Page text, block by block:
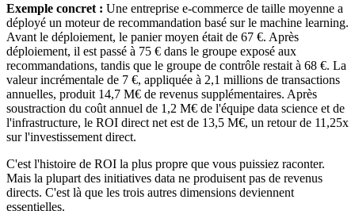
Exemple concret : Une entreprise e-commerce de taille moyenne a
déployé un moteur de recommandation basé sur le machine learning.
Avant le déploiement, le panier moyen était de 67 €. Après
déploiement, il est passé à 75 € dans le groupe exposé aux
recommandations, tandis que le groupe de contrôle restait à 68 €. La
valeur incrémentale de 7 €, appliquée à 2,1 millions de transactions
annuelles, produit 14,7 M€ de revenus supplémentaires. Après
soustraction du coût annuel de 1,2 M€ de l'équipe data science et de
l'infrastructure, le ROI direct net est de 13,5 M€, un retour de 11,25x
sur l'investissement direct.
C'est l'histoire de ROI la plus propre que vous puissiez raconter.
Mais la plupart des initiatives data ne produisent pas de revenus
directs. C'est là que les trois autres dimensions deviennent
essentielles.